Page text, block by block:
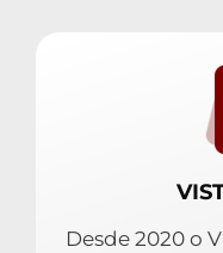
Desde 2020 o